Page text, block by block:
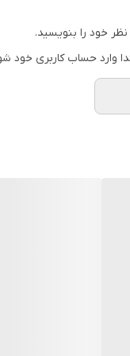
خود را بنویسید.
وارد حساب کاربری خود